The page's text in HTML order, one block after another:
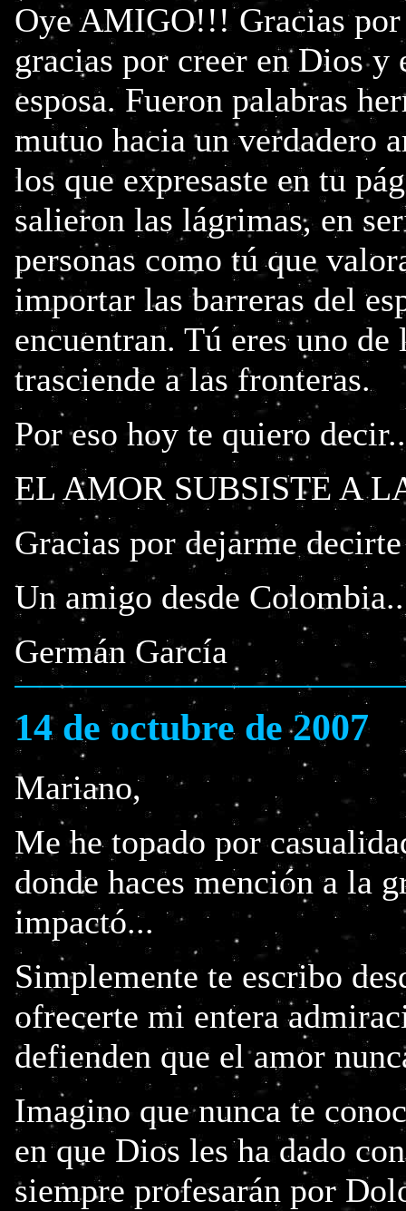
Oye AMIGO!!! Gracias por
gracias por creer en Dios y
esposa. Fueron palabras
mutuo hacia un verdadero
los que expresaste en tu
salieron las lágrimas, en
personas como tú que
importar las barreras del
encuentran. Tú eres uno
trasciende a las fronteras.
Por eso hoy te quiero
EL AMOR SUBSISTE A
Gracias por dejarme
Un amigo desde
Germán García
14 de octubre de 2007
Mariano,
Me he topado por
donde haces mención a la
impactó...
Simplemente te escribo
ofrecerte mi entera
defienden que el amor
Imagino que nunca te
en que Dios les ha dado
siempre profesarán por